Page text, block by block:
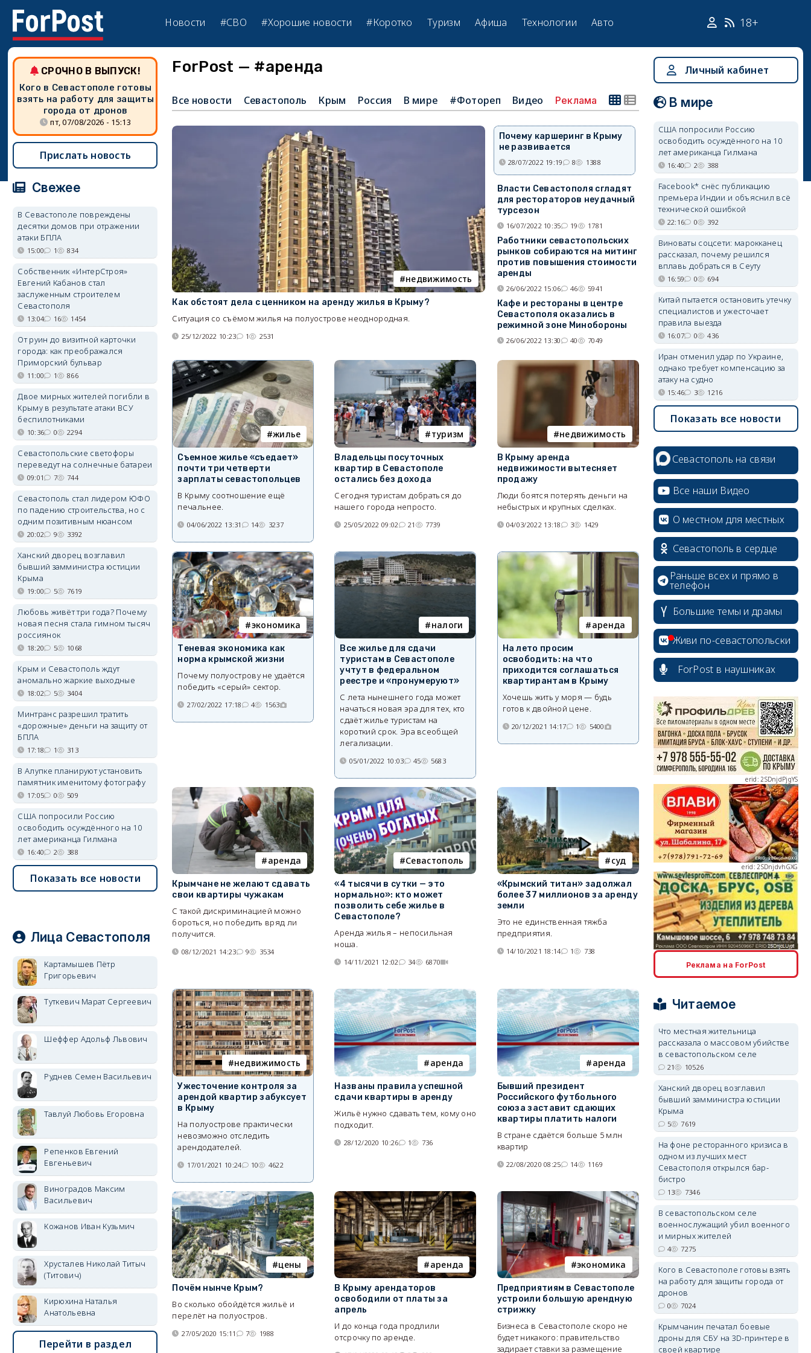
Новости #СВО #Хорошие новости #Коротко Туризм Афиша Технологии Авто 18+
ForPost — #аренда
Все новости Севастополь Крым Россия В мире #Фотореп Видео Реклама
недвижимость
Как обстоят дела с ценником на аренду жилья в Крыму?
Ситуация со съёмом жилья на полуострове неоднородная.
25/12/2022 10:23 1 2531
Почему каршеринг в Крыму
не развивается
28/07/2022 19:19 8 1388
Власти Севастополя сгладят
для рестораторов неудачный
турсезон
16/07/2022 10:35 19 1781
Работники севастопольских
рынков собираются на митинг
против повышения стоимости
аренды
26/06/2022 15:06 46 5941
Кафе и рестораны в центре
Севастополя оказались в
режимной зоне Минобороны
26/06/2022 13:30 40 7049
жилье
Съемное жилье «съедает»
почти три четверти
зарплаты севастопольцев
В Крыму соотношение ещё
печальнее.
04/06/2022 13:31 14 3237
туризм
Владельцы посуточных
квартир в Севастополе
остались без дохода
Сегодня туристам добраться до
нашего города непросто.
25/05/2022 09:02 21 7739
недвижимость
В Крыму аренда
недвижимости вытесняет
продажу
Люди боятся потерять деньги на
небыстрых и крупных сделках.
04/03/2022 13:18 3 1429
экономика
Теневая экономика как
норма крымской жизни
Почему полуострову не удаётся
победить «серый» сектор.
27/02/2022 17:18 4 1563
налоги
Все жилье для сдачи
туристам в Севастополе
учтут в федеральном
реестре и «пронумеруют»
С лета нынешнего года может
начаться новая эра для тех, кто
сдаёт жилье туристам на
короткий срок. Эра всеобщей
легализации.
05/01/2022 10:03 45 5683
аренда
На лето просим
освободить: на что
приходится соглашаться
квартирантам в Крыму
Хочешь жить у моря — будь
готов к двойной цене.
20/12/2021 14:17 1 5400
аренда
Крымчане не желают сдавать
свои квартиры чужакам
С такой дискриминацией можно
бороться, но победить вряд ли
получится.
08/12/2021 14:23 9 3534
Севастополь
«4 тысячи в сутки — это
нормально»: кто может
позволить себе жилье в
Севастополе?
Аренда жилья – непосильная
ноша.
14/11/2021 12:02 34 6870
суд
«Крымский титан» задолжал
более 37 миллионов за аренду
земли
Это не единственная тяжба
предприятия.
14/10/2021 18:14 1 738
недвижимость
Ужесточение контроля за
арендой квартир забуксует
в Крыму
На полуострове практически
невозможно отследить
арендодателей.
17/01/2021 10:24 10 4622
аренда
Названы правила успешной
сдачи квартиры в аренду
Жильё нужно сдавать тем, кому оно
подходит.
28/12/2020 10:26 1 736
аренда
Бывший президент
Российского футбольного
союза заставит сдающих
квартиры платить налоги
В стране сдаётся больше 5 млн
квартир
22/08/2020 08:25 14 1169
цены
Почём нынче Крым?
Во сколько обойдётся жильё и
перелёт на полуостров.
27/05/2020 15:11 7 1988
аренда
В Крыму арендаторов
освободили от платы за
апрель
И до конца года продлили
отсрочку по аренде.
экономика
Предприятиям в Севастополе
устроили большую арендную
стрижку
Бизнеса в Севастополе скоро не
будет никакого: правительство
задирает ставки за размещение
СРОЧНО В ВЫПУСК!
Кого в Севастополе готовы
взять на работу для защиты
города от дронов
пт, 07/08/2026 - 15:13
Прислать новость
Свежее
В Севастополе повреждены
десятки домов при отражении
атаки БПЛА
15:00 1 834
Собственник «ИнтерСтроя»
Евгений Кабанов стал
заслуженным строителем
Севастополя
13:04 16 1454
От руин до визитной карточки
города: как преображался
Приморский бульвар
11:00 1 866
Двое мирных жителей погибли в
Крыму в результате атаки ВСУ
беспилотниками
10:36 0 2294
Севастопольские светофоры
переведут на солнечные батареи
09:01 7 744
Севастополь стал лидером ЮФО
по падению строительства, но с
одним позитивным нюансом
20:02 9 3392
Ханский дворец возглавил
бывший замминистра юстиции
Крыма
19:00 5 7619
Любовь живёт три года? Почему
новая песня стала гимном тысяч
россиянок
18:20 5 1068
Крым и Севастополь ждут
аномально жаркие выходные
18:02 5 3404
Минтранс разрешил тратить
«дорожные» деньги на защиту от
БПЛА
17:18 1 313
В Алупке планируют установить
памятник именитому фотографу
17:05 0 509
США попросили Россию
освободить осуждённого на 10
лет американца Гилмана
16:40 2 388
Показать все новости
Лица Севастополя
Картамышев Пётр
Григорьевич
Туткевич Марат Сергеевич
Шеффер Адольф Львович
Руднев Семен Васильевич
Тавлуй Любовь Егоровна
Репенков Евгений
Евгеньевич
Виноградов Максим
Васильевич
Кожанов Иван Кузьмич
Хрусталев Николай Титыч
(Титович)
Кирюхина Наталья
Анатольевна
Перейти в раздел
Личный кабинет
В мире
США попросили Россию
освободить осуждённого на 10
лет американца Гилмана
16:40 2 388
Facebook* снёс публикацию
премьера Индии и объяснил всё
технической ошибкой
22:16 0 392
Виноваты соцсети: марокканец
рассказал, почему решился
вплавь добраться в Сеуту
16:59 0 694
Китай пытается остановить утечку
специалистов и ужесточает
правила выезда
16:07 0 436
Иран отменил удар по Украине,
однако требует компенсацию за
атаку на судно
15:46 3 1216
Показать все новости
Севастополь на связи
Все наши Видео
О местном для местных
Севастополь в сердце
Раньше всех и прямо в
телефон
Большие темы и драмы
Живи по-севастопольски
ForPost в наушниках
erid: 2SDnjdPjgYS
erid: 2SDnjdvhGXG
erid: 2SDnjcLUypt
erid: 2SDnjcrDNw6
erid: 2SDnjdPjgYS
erid: 2SDnjdvhGXG
Реклама на ForPost
Читаемое
Что местная жительница
рассказала о массовом убийстве
в севастопольском селе
21 10526
Ханский дворец возглавил
бывший замминистра юстиции
Крыма
5 7619
На фоне ресторанного кризиса в
одном из лучших мест
Севастополя открылся бар-
бистро
13 7346
В севастопольском селе
военнослужащий убил военного
и мирных жителей
4 7275
Кого в Севастополе готовы взять
на работу для защиты города от
дронов
0 7024
Крымчанин печатал боевые
дроны для СБУ на 3D-принтере в
своей квартире